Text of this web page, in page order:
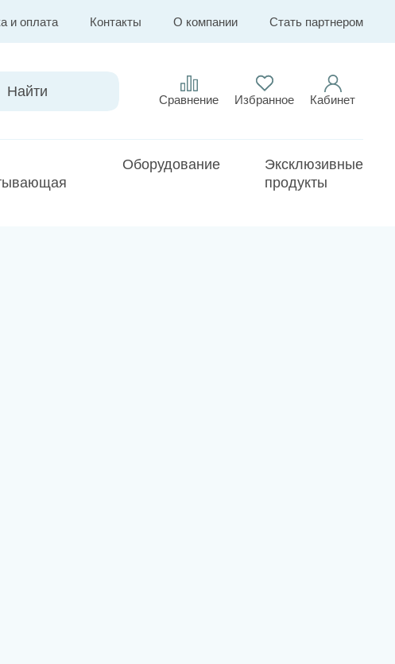
и оплата Контакты О компании Стать партнером
Сравнение Избранное Кабинет
Оборудование
Эксклюзивные
продукты